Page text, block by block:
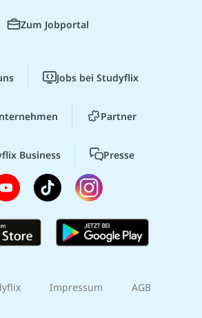
Zum Jobportal
Jobs bei Studyflix
Partner
Business Presse
Impressum AGB